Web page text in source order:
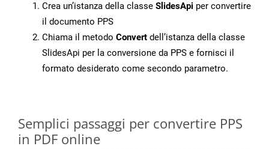
Crea un’istanza della classe SlidesApi per convertire
il documento PPS
Chiama il metodo Convert dell’istanza della classe
SlidesApi per la conversione da PPS e fornisci il
formato desiderato come secondo parametro.
Semplici passaggi per convertire PPS
in PDF online